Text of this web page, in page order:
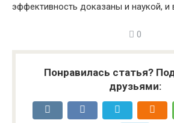
эффективность доказаны и наукой, и
0
Понравилась статья?
друзьями: